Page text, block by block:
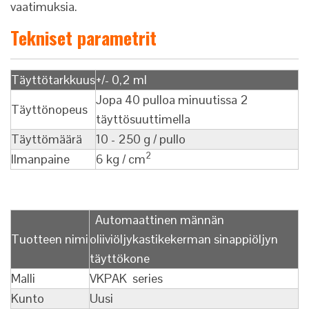
vaatimuksia.
Tekniset parametrit
Täyttötarkkuus+/- 0,2 ml
Täyttönopeus
Jopa 40 pulloa minuutissa 2
täyttösuuttimella
Täyttömäärä
10 - 250 g / pullo
Ilmanpaine
6 kg / cm2
Tuotteen nimi
Automaattinen männän
oliiviöljykastikekerman sinappiöljyn
täyttökone
Malli
VKPAK series
Kunto
Uusi